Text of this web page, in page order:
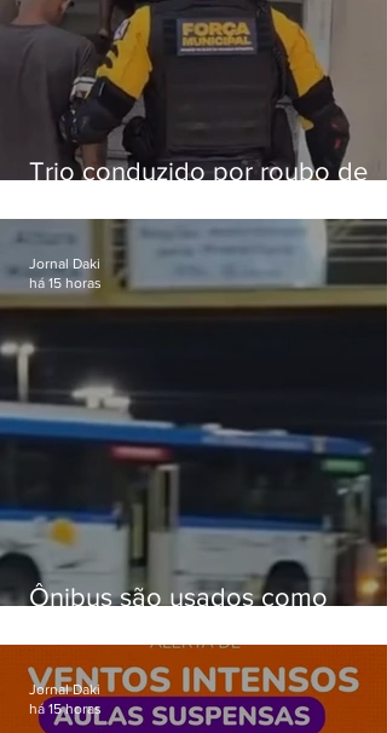
Trio conduzido por roubo de
passagens
Ônibus são usados como
Gardênia Azul
Jornal Daki
há 15 horas
Jornal Daki
há 15 horas